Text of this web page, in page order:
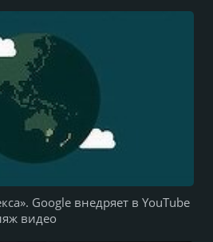
Google внедряет в YouTube
видео